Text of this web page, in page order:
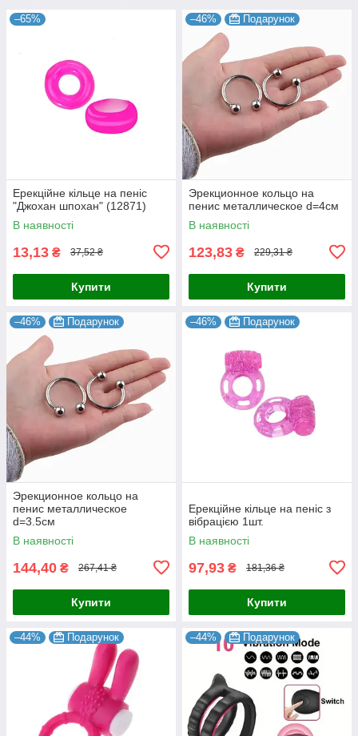
–65%
Ерекційне кільце на пеніс
"Джохан шпохан" (12871)
В наявності
13,13 ₴ 37,52 ₴
Купити
–46% Подарунок
Эрекционное кольцо на
пенис металлическое d=4см
В наявності
123,83 ₴ 229,31 ₴
Купити
–46% Подарунок
Эрекционное кольцо на
пенис металлическое
d=3.5см
В наявності
144,40 ₴ 267,41 ₴
Купити
–46% Подарунок
Ерекційне кільце на пеніс з
вібрацією 1шт.
В наявності
97,93 ₴ 181,36 ₴
Купити
–44% Подарунок –44% Подарунок